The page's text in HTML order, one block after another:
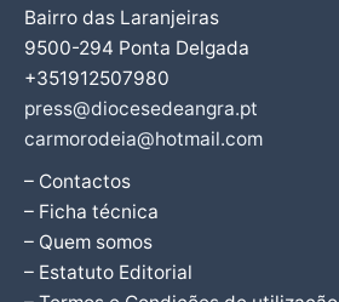
Bairro das Laranjeiras
9500-294 Ponta Delgada
+351912507980
press@diocesedeangra.pt
carmorodeia@hotmail.com
– Contactos
– Ficha técnica
– Quem somos
– Estatuto Editorial